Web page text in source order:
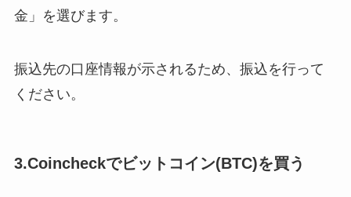
金」を選びます。
振込先の口座情報が示されるため、振込を行って
ください。
3.Coincheckでビットコイン(BTC)を買う